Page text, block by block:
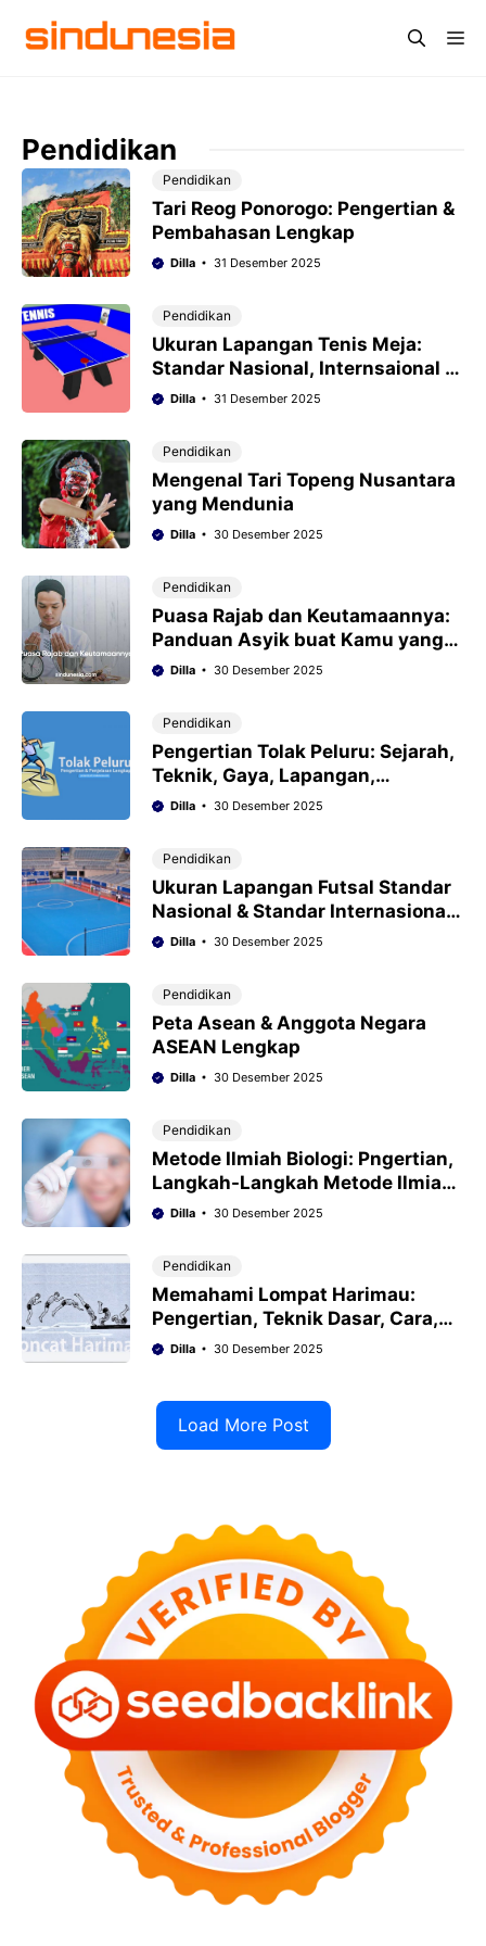
Pendidikan
Pendidikan
Tari Reog Ponorogo: Pengertian &
Pembahasan Lengkap
Dilla 31 Desember 2025
Pendidikan
Ukuran Lapangan Tenis Meja:
Standar Nasional, Internsaional &
Sejarah
Dilla 31 Desember 2025
Pendidikan
Mengenal Tari Topeng Nusantara
yang Mendunia
Dilla 30 Desember 2025
Pendidikan
Puasa Rajab dan Keutamaannya:
Panduan Asyik buat Kamu yang
Mau Coba!
Dilla 30 Desember 2025
Pendidikan
Pengertian Tolak Peluru: Sejarah,
Teknik, Gaya, Lapangan,
Peralatan (Lengkap)
Dilla 30 Desember 2025
Pendidikan
Ukuran Lapangan Futsal Standar
Nasional & Standar Internasional
Lengkap
Dilla 30 Desember 2025
Pendidikan
Peta Asean & Anggota Negara
ASEAN Lengkap
Dilla 30 Desember 2025
Pendidikan
Metode Ilmiah Biologi: Pngertian,
Langkah-Langkah Metode Ilmiah
Lengkap
Dilla 30 Desember 2025
Pendidikan
Memahami Lompat Harimau:
Pengertian, Teknik Dasar, Cara,
Perlengkapan & Manfaat
Dilla 30 Desember 2025
Load More Post